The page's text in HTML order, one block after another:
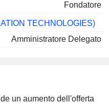
Institute of
Inc., fondatore di Zip2
Corp., co-fondatore di
Pennsylvania e si è
Fondatore
TECHNOLOGIES)
Amministratore Delegato
un aumento dell'offerta